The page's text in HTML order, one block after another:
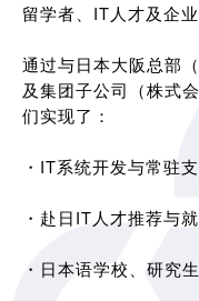
留学者、IT人才及企
通过与日本大阪总部
及集团子公司（株式
们实现了：
・IT系统开发与常驻
・赴日IT人才推荐与
・日本语学校、研究